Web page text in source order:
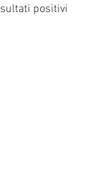
positivi